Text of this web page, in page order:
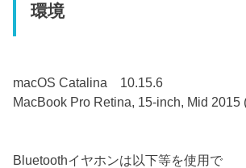
環境
macOS Catalina 10.15.6
MacBook Pro Retina, 15-inch, Mid 2015
Bluetoothイヤホンは以下等を使用で